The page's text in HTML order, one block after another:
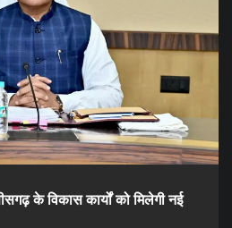
के विकास कार्यों को मिलेगी नई